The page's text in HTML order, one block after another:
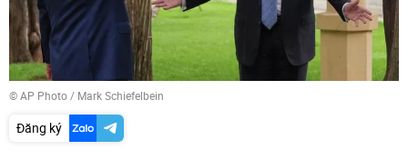
© AP Photo / Mark Schiefelbein
Đăng ký